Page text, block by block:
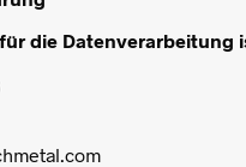
die Datenverarbeitung